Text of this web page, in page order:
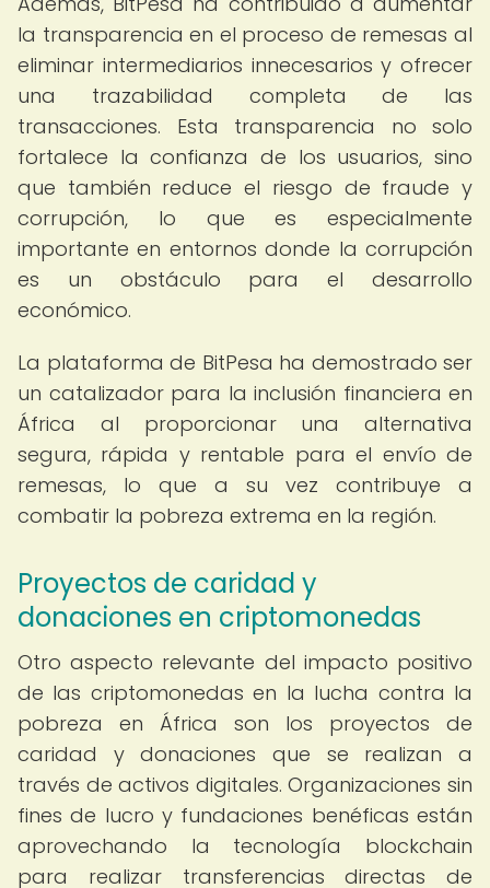
la transparencia en el proceso de remesas al
eliminar intermediarios innecesarios y ofrecer
una trazabilidad completa de las
transacciones. Esta transparencia no solo
fortalece la confianza de los usuarios, sino
que también reduce el riesgo de fraude y
corrupción, lo que es especialmente
importante en entornos donde la corrupción
es un obstáculo para el desarrollo
económico.
La plataforma de BitPesa ha demostrado ser
un catalizador para la inclusión financiera en
África al proporcionar una alternativa
segura, rápida y rentable para el envío de
remesas, lo que a su vez contribuye a
combatir la pobreza extrema en la región.
Proyectos de caridad y
donaciones en criptomonedas
Otro aspecto relevante del impacto positivo
de las criptomonedas en la lucha contra la
pobreza en África son los proyectos de
caridad y donaciones que se realizan a
través de activos digitales. Organizaciones sin
fines de lucro y fundaciones benéficas están
aprovechando la tecnología blockchain
para realizar transferencias directas de